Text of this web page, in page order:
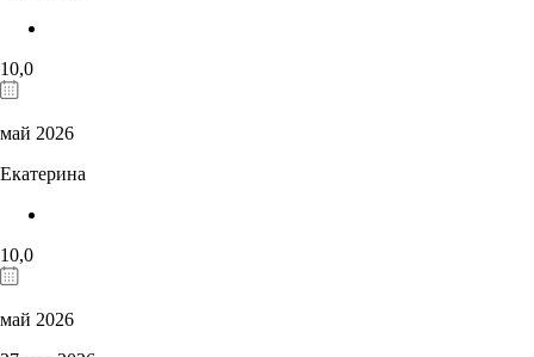
10,0
май 2026
Екатерина
10,0
май 2026